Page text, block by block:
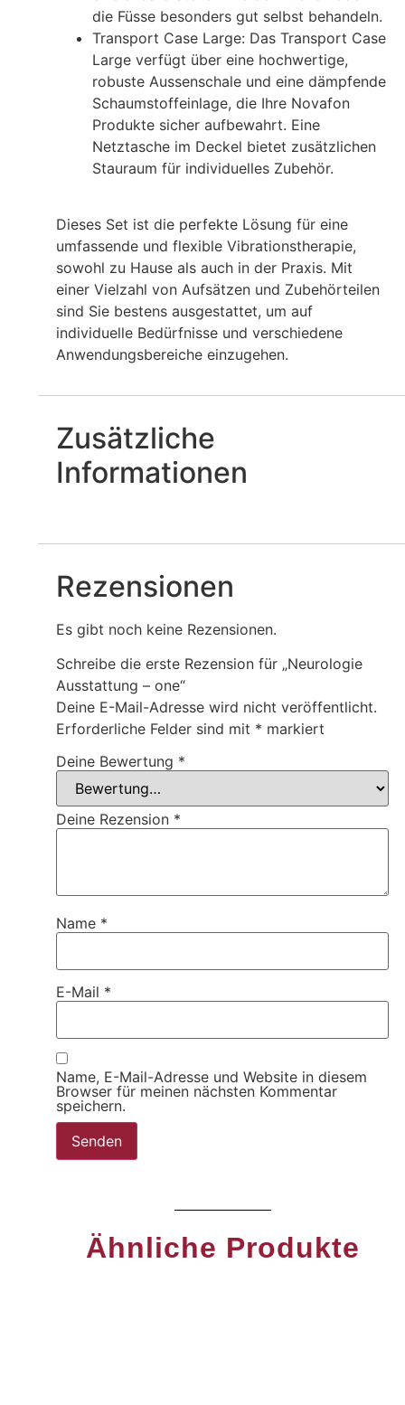
die Füsse besonders gut selbst behandeln.
Transport Case Large: Das Transport Case
Large verfügt über eine hochwertige,
robuste Aussenschale und eine dämpfende
Schaumstoffeinlage, die Ihre Novafon
Produkte sicher aufbewahrt. Eine
Netztasche im Deckel bietet zusätzlichen
Stauraum für individuelles Zubehör.
Dieses Set ist die perfekte Lösung für eine
umfassende und flexible Vibrationstherapie,
sowohl zu Hause als auch in der Praxis. Mit
einer Vielzahl von Aufsätzen und Zubehörteilen
sind Sie bestens ausgestattet, um auf
individuelle Bedürfnisse und verschiedene
Anwendungsbereiche einzugehen.
Zusätzliche
Informationen
Rezensionen
Es gibt noch keine Rezensionen.
Schreibe die erste Rezension für „Neurologie
Ausstattung – one“
Deine E-Mail-Adresse wird nicht veröffentlicht.
Erforderliche Felder sind mit * markiert
Deine Bewertung *
Deine Rezension *
Name *
E-Mail *
Name, E-Mail-Adresse und Website in diesem
Browser für meinen nächsten Kommentar
speichern.
Ähnliche Produkte